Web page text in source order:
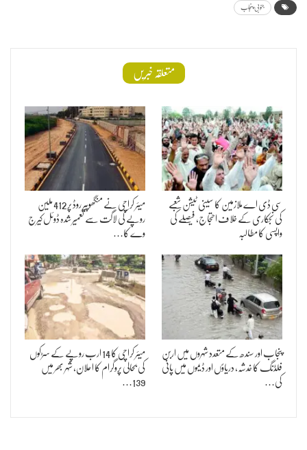
جنوبی پنجاب
متعلقہ خبریں
سی ڈی اے ملازمین کا سینی ٹیشن شعبے
کی نجکاری کے خلاف احتجاج، فیصلے کی
واپسی کا مطالبہ
میئر کراچی نے منگھوپیر روڈ پر 412 ملین
روپے کی لاگت سے تعمیر شدہ ڈوئل کیرج
وے کا…
پنجاب اور سندھ کے متعدد شہروں میں اربن
فلڈنگ کا خدشہ، دریاؤں اور ڈیموں میں پانی
کی…
میئر کراچی کا 14 ارب روپے کے سڑکوں
کی بحالی پروگرام کا اعلان، شہر بھر میں
139…